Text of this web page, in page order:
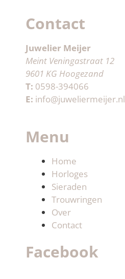
Contact
Juwelier Meijer
Meint Veningastraat 12
9601 KG Hoogezand
T: 0598-394066
E: info@juweliermeijer.nl
Menu
Home
Horloges
Sieraden
Trouwringen
Over
Contact
Facebook